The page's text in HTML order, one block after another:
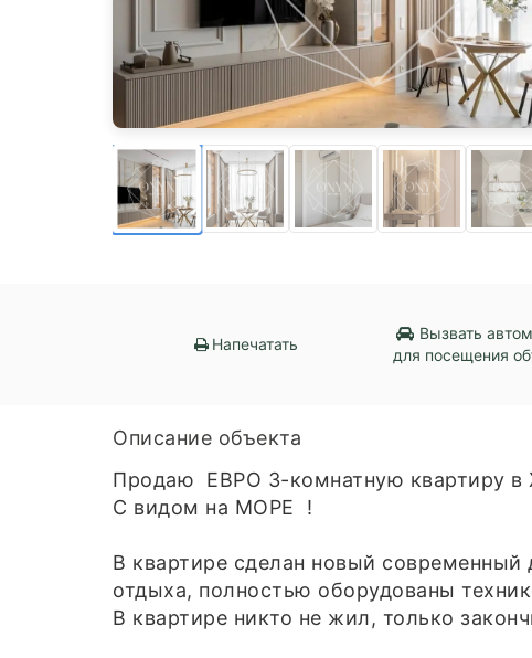
Напечатать
Вызвать
для посещения
Описание объекта
Продаю ЕВРО 3-комнатную квартиру
С видом на МОРЕ !
B квартире сдeлан новый
отдыха, полностью оборудованы
В квартире никто не жил, только